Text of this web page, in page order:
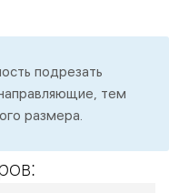
подрезать
тем
размера.